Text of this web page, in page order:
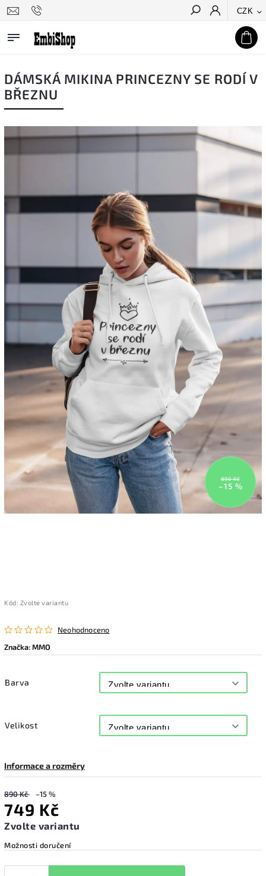
CZK
Hledat
DÁMSKÁ MIKINA PRINCEZNY SE RODÍ V
BŘEZNU
890 Kč
–15 %
Kód: Zvolte variantu
Neohodnoceno
Značka:MMO
Barva
Velikost
Informace a rozměry
890 Kč –15 %
749 Kč
Zvolte variantu
Možnosti doručení